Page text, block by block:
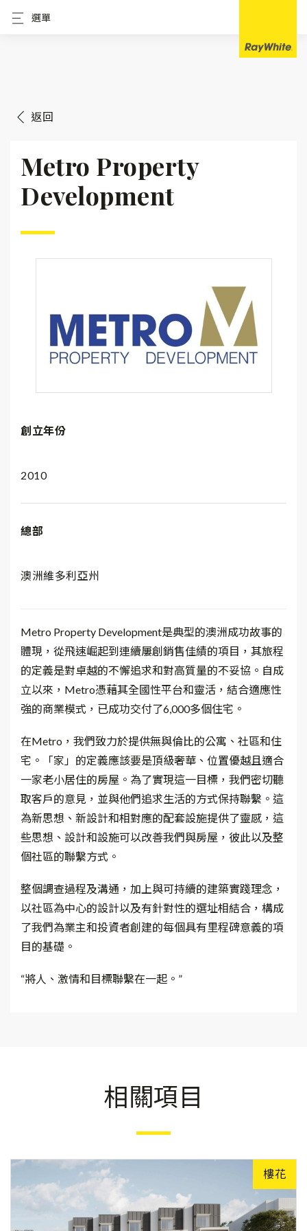
選單
返回
Metro Property
Development
創立年份
2010
總部
澳洲維多利亞州
Metro Property Development是典型的澳洲成功故事的
體現，從飛速崛起到連續屢創銷售佳績的項目，其旅程
的定義是對卓越的不懈追求和對高質量的不妥協。自成
立以來，Metro憑藉其全國性平台和靈活，結合適應性
強的商業模式，已成功交付了6,000多個住宅。
在Metro，我們致力於提供無與倫比的公寓、社區和住
宅。「家」的定義應該要是頂級奢華、位置優越且適合
一家老小居住的房屋。為了實現這一目標，我們密切聽
取客戶的意見，並與他們追求生活的方式保持聯繫。這
為新思想、新設計和相對應的配套設施提供了靈感，這
些思想、設計和設施可以改善我們與房屋，彼此以及整
個社區的聯繫方式。
整個調查過程及溝通，加上與可持續的建築實踐理念，
以社區為中心的設計以及有針對性的選址相結合，構成
了我們為業主和投資者創建的每個具有里程碑意義的項
目的基礎。
“將人、激情和目標聯繫在一起。”
相關項目
樓花